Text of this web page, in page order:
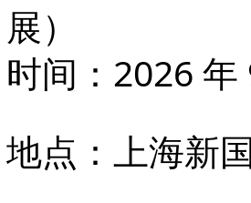
展）
时间 ：2026
地点 ：上海新